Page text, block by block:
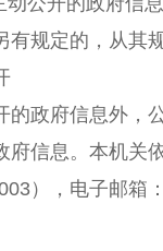
规定的，从其规
府信息外，公
府信息。本机关
），电子邮箱：